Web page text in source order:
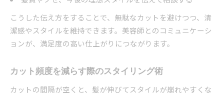
こうした伝え方をすることで、無駄なカットを避けつつ、清
潔感やスタイルを維持できます。美容師とのコミュニケーシ
ョンが、満足度の高い仕上がりにつながります。
カット頻度を減らす際のスタイリング術
カットの間隔が空くと、髪が伸びてスタイルが崩れやすくな